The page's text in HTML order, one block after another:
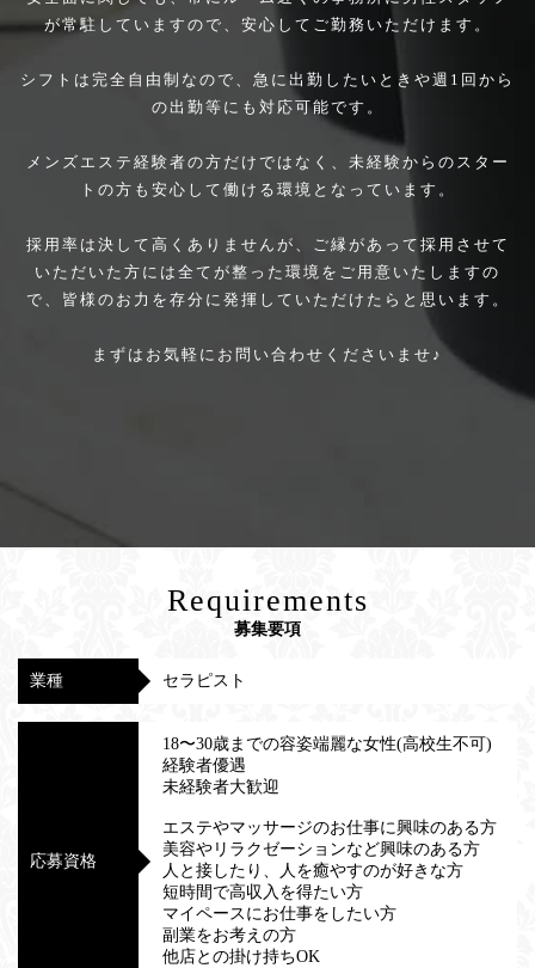
が常駐していますので、安心してご勤務いただけます。
シフトは完全自由制なので、急に出勤したいときや週1回から
の出勤等にも対応可能です。
メンズエステ経験者の方だけではなく、未経験からのスター
トの方も安心して働ける環境となっています。
採用率は決して高くありませんが、ご縁があって採用させて
いただいた方には全てが整った環境をご用意いたしますの
で、皆様のお力を存分に発揮していただけたらと思います。
まずはお気軽にお問い合わせくださいませ♪
Requirements
募集要項
業種 セラピスト
応募資格
18〜30歳までの容姿端麗な女性(高校生不可)
経験者優遇
未経験者大歓迎
エステやマッサージのお仕事に興味のある方
美容やリラクゼーションなど興味のある方
人と接したり、人を癒やすのが好きな方
短時間で高収入を得たい方
マイペースにお仕事をしたい方
副業をお考えの方
他店との掛け持ちOK